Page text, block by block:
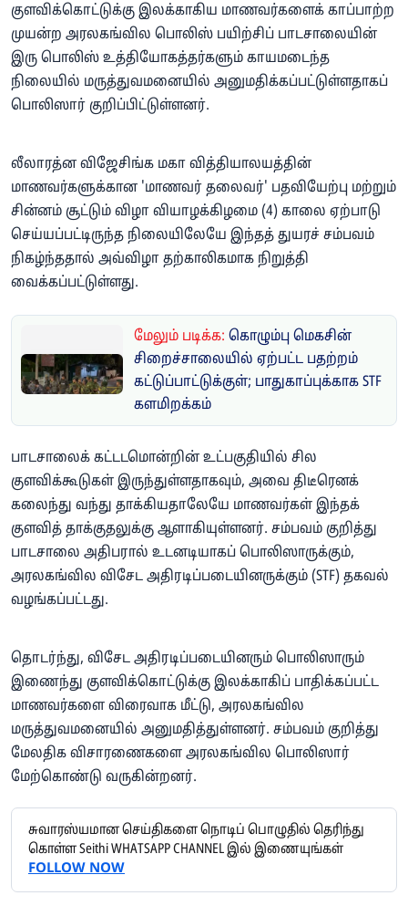
குளவிக்கொட்டுக்கு இலக்காகிய மாணவர்களைக் காப்பாற்ற
முயன்ற அரலகங்வில பொலிஸ் பயிற்சிப் பாடசாலையின்
இரு பொலிஸ் உத்தியோகத்தர்களும் காயமடைந்த
நிலையில் மருத்துவமனையில் அனுமதிக்கப்பட்டுள்ளதாகப்
பொலிஸார் குறிப்பிட்டுள்ளனர்.
லீலாரத்ன விஜேசிங்க மகா வித்தியாலயத்தின்
மாணவர்களுக்கான 'மாணவர் தலைவர்' பதவியேற்பு மற்றும்
சின்னம் சூட்டும் விழா வியாழக்கிழமை (4) காலை ஏற்பாடு
செய்யப்பட்டிருந்த நிலையிலேயே இந்தத் துயரச் சம்பவம்
நிகழ்ந்ததால் அவ்விழா தற்காலிகமாக நிறுத்தி
வைக்கப்பட்டுள்ளது.
மேலும் படிக்க: கொழும்பு மெகசின்
சிறைச்சாலையில் ஏற்பட்ட பதற்றம்
கட்டுப்பாட்டுக்குள்; பாதுகாப்புக்காக STF
களமிறக்கம்
பாடசாலைக் கட்டடமொன்றின் உட்பகுதியில் சில
குளவிக்கூடுகள் இருந்துள்ளதாகவும், அவை திடீரெனக்
கலைந்து வந்து தாக்கியதாலேயே மாணவர்கள் இந்தக்
குளவித் தாக்குதலுக்கு ஆளாகியுள்ளனர். சம்பவம் குறித்து
பாடசாலை அதிபரால் உடனடியாகப் பொலிஸாருக்கும்,
அரலகங்வில விசேட அதிரடிப்படையினருக்கும் (STF) தகவல்
வழங்கப்பட்டது.
தொடர்ந்து, விசேட அதிரடிப்படையினரும் பொலிஸாரும்
இணைந்து குளவிக்கொட்டுக்கு இலக்காகிப் பாதிக்கப்பட்ட
மாணவர்களை விரைவாக மீட்டு, அரலகங்வில
மருத்துவமனையில் அனுமதித்துள்ளனர். சம்பவம் குறித்து
மேலதிக விசாரணைகளை அரலகங்வில பொலிஸார்
மேற்கொண்டு வருகின்றனர்.
சுவாரஸ்யமான செய்திகளை நொடிப் பொழுதில் தெரிந்து
கொள்ள Seithi WHATSAPP CHANNEL இல் இணையுங்கள்
FOLLOW NOW